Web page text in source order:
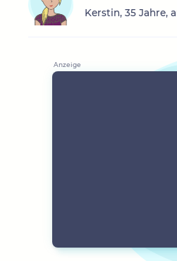
Kerstin, 35 Jahre,